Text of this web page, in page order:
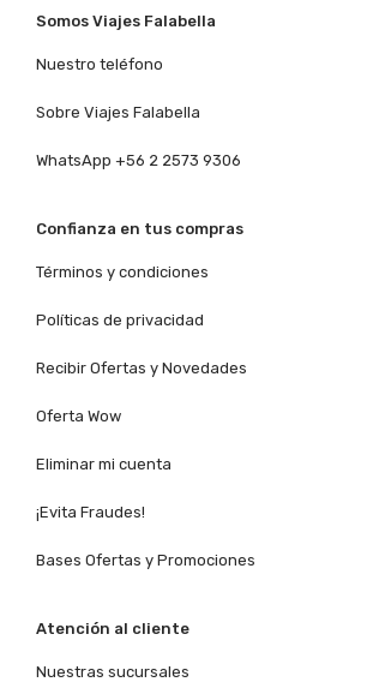
Somos Viajes Falabella
Nuestro teléfono
Sobre Viajes Falabella
WhatsApp +56 2 2573 9306
Confianza en tus compras
Términos y condiciones
Políticas de privacidad
Recibir Ofertas y Novedades
Oferta Wow
Eliminar mi cuenta
¡Evita Fraudes!
Bases Ofertas y Promociones
Atención al cliente
Nuestras sucursales